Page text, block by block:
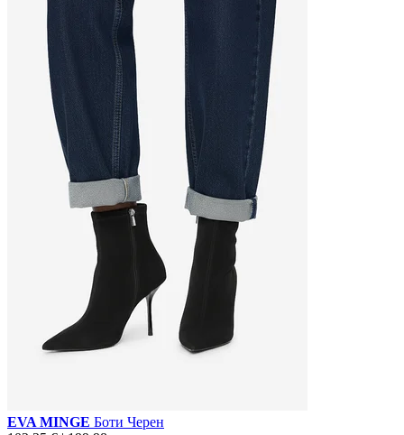
EVA MINGE Боти Черен